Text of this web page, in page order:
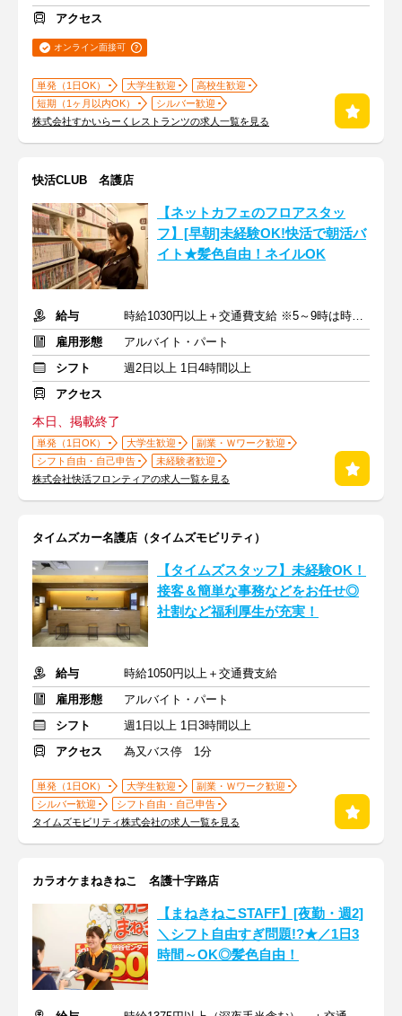
アクセス
オンライン面接可
単発（1日OK） 大学生歓迎
高校生歓迎
短期（1ヶ月以内OK）
シルバー歓迎
株式会社すかいらーくレストランツの求人一覧を見る
快活CLUB 名護店
【ネットカフェのフロアスタッ
フ】[早朝]未経験OK!快活で朝活バ
イト★髪色自由！ネイルOK
給与
時給1030円以上＋交通費支給 ※5～9時は時給1080円
雇用形態
アルバイト・パート
シフト
週2日以上 1日4時間以上
アクセス
本日、掲載終了
単発（1日OK） 大学生歓迎
副業・Ｗワーク歓迎
シフト自由・自己申告
未経験者歓迎
株式会社快活フロンティアの求人一覧を見る
タイムズカー名護店（タイムズモビリティ）
【タイムズスタッフ】未経験OK！
接客＆簡単な事務などをお任せ◎
社割など福利厚生が充実！
給与
時給1050円以上＋交通費支給
雇用形態
アルバイト・パート
シフト
週1日以上 1日3時間以上
アクセス
為又バス停 1分
単発（1日OK） 大学生歓迎
副業・Ｗワーク歓迎
シルバー歓迎
シフト自由・自己申告
タイムズモビリティ株式会社の求人一覧を見る
カラオケまねきねこ 名護十字路店
【まねきねこSTAFF】[夜勤・週2]
＼シフト自由すぎ問題!?★／1日3
時間～OK◎髪色自由！